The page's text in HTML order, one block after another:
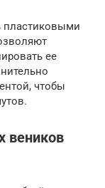
пластиковыми
ее
чтобы
веников